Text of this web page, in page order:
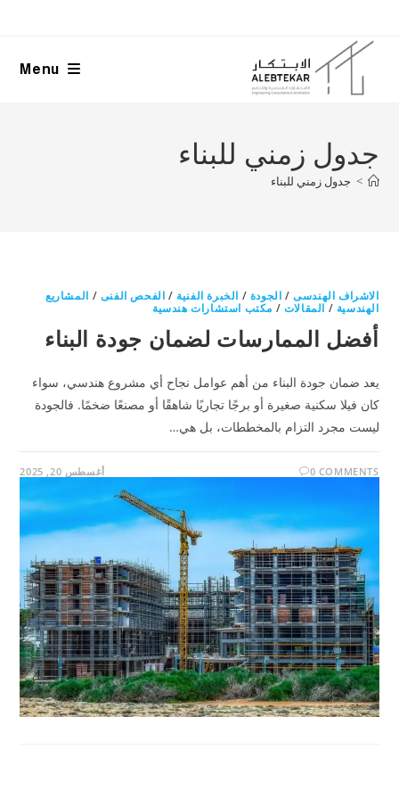
content
Menu
جدول زمني للبناء
> جدول زمني للبناء
الاشراف الهندسى/ الجودة / الخبرة الفنية / الفحص الفنى / المشاريع
الهندسية / المقالات / مكتب استشارات هندسية
أفضل الممارسات لضمان جودة البناء
يعد ضمان جودة البناء من أهم عوامل نجاح أي مشروع هندسي، سواء
كان فيلا سكنية صغيرة أو برجًا تجاريًا شاهقًا أو مصنعًا ضخمًا. فالجودة
ليست مجرد التزام بالمخططات، بل هي…
0 COMMENTS أغسطس 20, 2025